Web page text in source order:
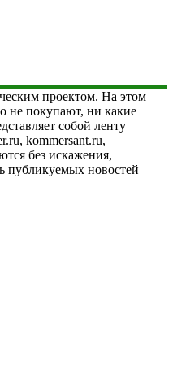
проектом. На этом
не покупают, ни какие
собой ленту
kommersant.ru,
без искажения,
публикуемых новостей